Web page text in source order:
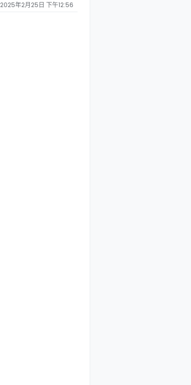
2025年2月25日 下午12:56